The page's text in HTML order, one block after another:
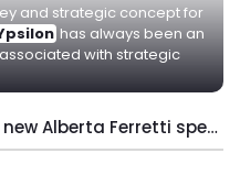
and strategic concept for
has always been an
with strategic
Lancia Ypsilon presents the new Alberta Ferretti special edition